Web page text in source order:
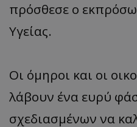
πρόσθεσε ο
Υγείας.
Οι όμηροι και οι
λάβουν ένα ευρύ
σχεδιασμένων να